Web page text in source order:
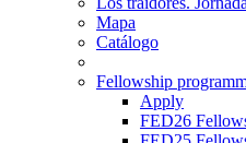
Mapa
Catálogo
Fellowship
Apply
FED26